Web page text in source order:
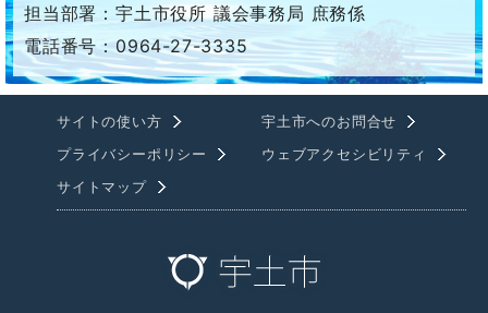
担当部署：宇土市役所 議会事務局 庶務係
電話番号：0964-27-3335
サイトの使い方
宇土市へのお問合せ
プライバシーポリシー
ウェブアクセシビリティ
サイトマップ